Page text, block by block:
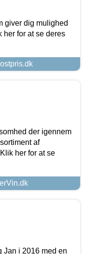
giver dig mulighed
her for at se deres
der igennem
af
her for at se
Jan i 2016 med en